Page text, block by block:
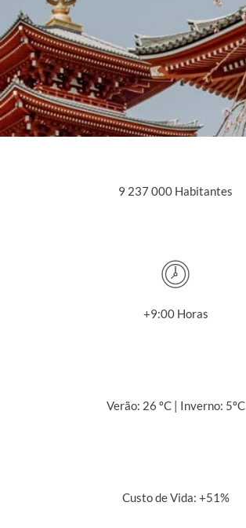
9 237 000 Habitantes
+9:00 Horas
Verão: 26 ºC | Inverno: 5ºC
Custo de Vida: +51%